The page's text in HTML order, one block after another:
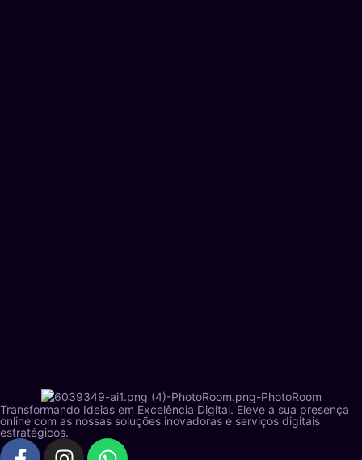
Transformando Ideias em Excelência Digital. Eleve a sua presença
online com as nossas soluções inovadoras e serviços digitais
estratégicos.